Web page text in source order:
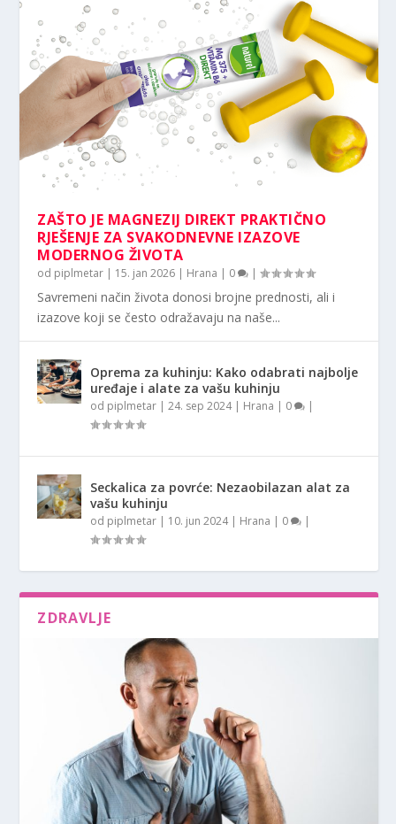
ZAŠTO JE MAGNEZIJ DIREKT PRAKTIČNO
RJEŠENJE ZA SVAKODNEVNE IZAZOVE
MODERNOG ŽIVOTA
od piplmetar | 15. jan 2026 | Hrana | 0 |
Savremeni način života donosi brojne prednosti, ali i
izazove koji se često odražavaju na naše...
Oprema za kuhinju: Kako odabrati najbolje
uređaje i alate za vašu kuhinju
od piplmetar |24. sep 2024| Hrana | 0 |
Seckalica za povrće: Nezaobilazan alat za
vašu kuhinju
od piplmetar | 10. jun 2024| Hrana | 0 |
ZDRAVLJE